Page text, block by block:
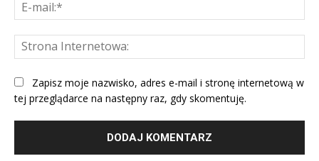
Zapisz moje nazwisko, adres e-mail i stronę internetową w
tej przeglądarce na następny raz, gdy skomentuję.